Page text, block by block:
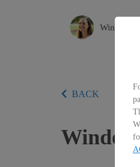
BACK